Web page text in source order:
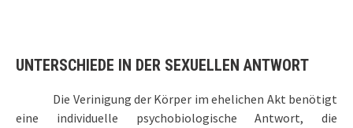
UNTERSCHIEDE IN DER SEXUELLEN ANTWORT
Die Verinigung der Körper im ehelichen Akt benötigt
eine individuelle psychobiologische Antwort, die